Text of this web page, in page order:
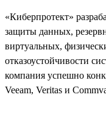
«Киберпротект»
защиты данных,
виртуальных,
отказоустойчивости
компания успешно
Veeam, Veritas и